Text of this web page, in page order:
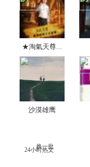
★淘氣天尊...
沙漠雄鹰
24小时热文
换一批